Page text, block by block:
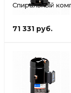
Спиральный
71 331 руб.